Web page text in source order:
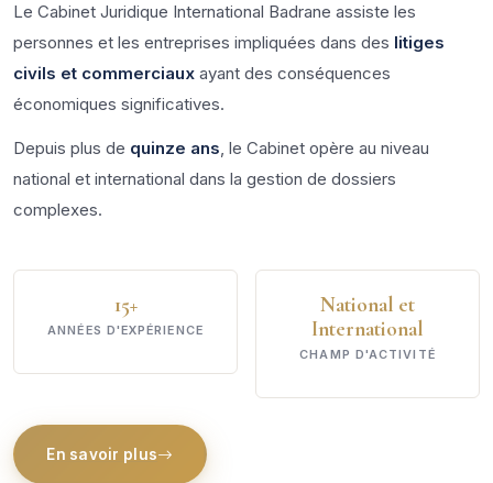
Le Cabinet Juridique International Badrane assiste les
personnes et les entreprises impliquées dans des litiges
civils et commerciaux ayant des conséquences
économiques significatives.
Depuis plus de quinze ans, le Cabinet opère au niveau
national et international dans la gestion de dossiers
complexes.
15+
ANNÉES D'EXPÉRIENCE
National et
International
CHAMP D'ACTIVITÉ
En savoir plus